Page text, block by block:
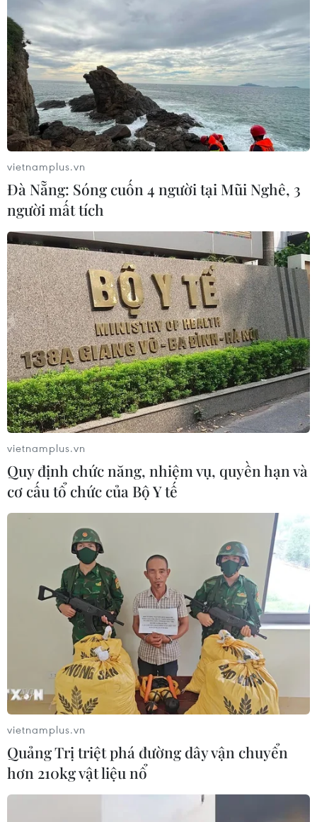
vietnamplus.vn
Đà Nẵng: Sóng cuốn 4 người tại Mũi Nghê, 3
người mất tích
vietnamplus.vn
Quy định chức năng, nhiệm vụ, quyền hạn và
cơ cấu tổ chức của Bộ Y tế
vietnamplus.vn
Quảng Trị triệt phá đường dây vận chuyển
hơn 210kg vật liệu nổ